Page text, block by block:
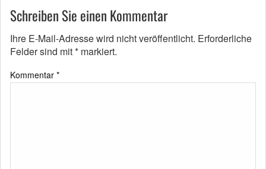
Schreiben Sie einen Kommentar
Ihre E-Mail-Adresse wird nicht veröffentlicht. Erforderliche
Felder sind mit* markiert.
Kommentar *